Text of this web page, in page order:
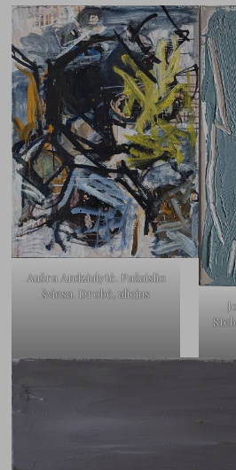
Aušra Andziulytė. Pažaislio
šviesa. Drobė, aliejus